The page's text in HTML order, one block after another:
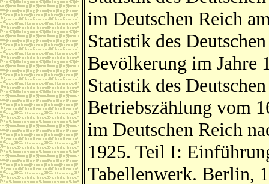
im Deutschen Reich
Statistik des
Bevölkerung im Jahre
Statistik des
Betriebszählung vom
im Deutschen Reich
1925. Teil I:
Tabellenwerk. Berlin,